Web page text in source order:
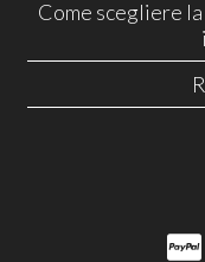
Come scegliere